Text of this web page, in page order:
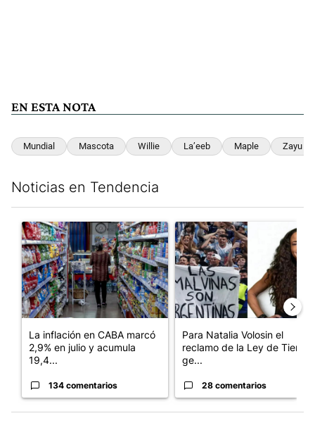
EN ESTA NOTA
Mundial Mascota Willie La’eeb Maple Zayu
Noticias en Tendencia
Un artículo de tendencia con el título "La inflación en CABA
La inflación en CABA marcó
2,9% en julio y acumula
19,4...
134 comentarios
Un artículo de tendencia con
Para Natalia Volosin el
reclamo de la Ley de Tierras
ge...
28 comentarios